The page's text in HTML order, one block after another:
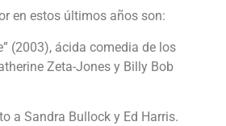
en estos últimos años son:
(2003), ácida comedia de los
Zeta-Jones y Billy Bob
a Sandra Bullock y Ed Harris.